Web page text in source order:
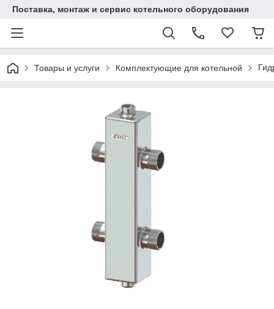
Поставка, монтаж и сервис котельного оборудования
Товары и услуги Комплектующие для котельной